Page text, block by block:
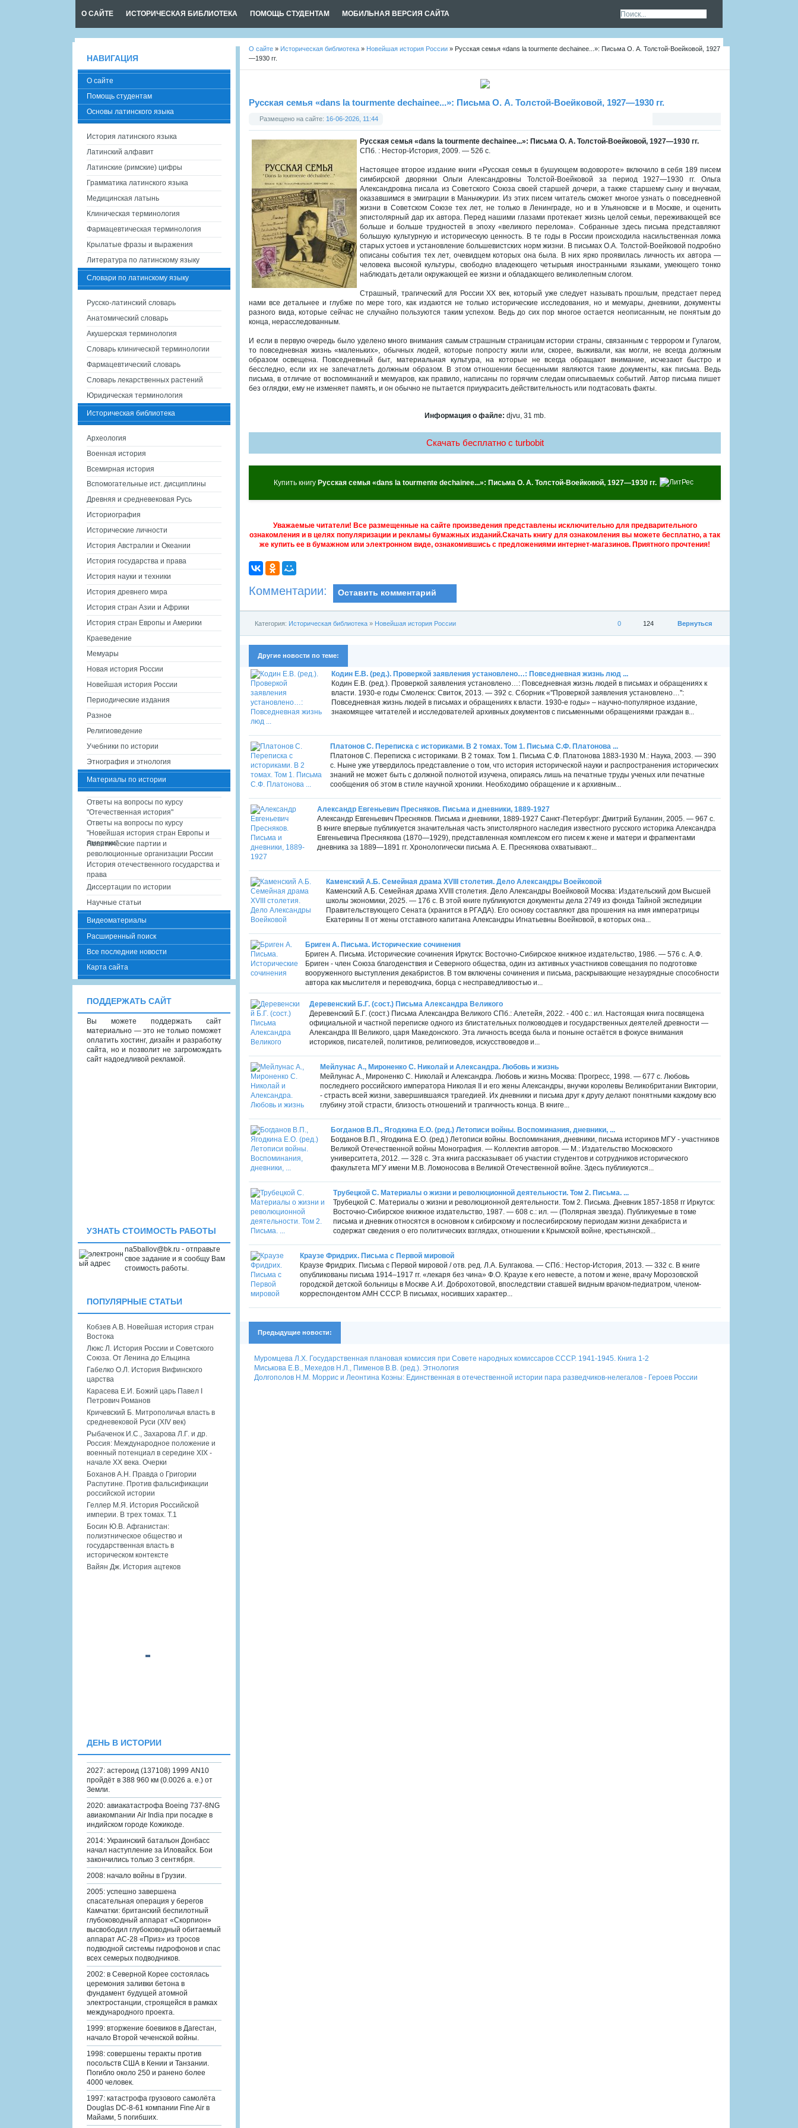
О САЙТЕ ИСТОРИЧЕСКАЯ БИБЛИОТЕКА ПОМОЩЬ СТУДЕНТАМ МОБИЛЬНАЯ ВЕРСИЯ САЙТА
О сайте » Историческая библиотека » Новейшая история России » Русская семья «dans la tourmente dechainee...»: Письма О. А. Толстой-Воейковой, 1927
—1930 гг.
Русская семья «dans la tourmente dechainee...»: Письма О. А. Толстой-Воейковой, 1927—1930 гг.
Размещено на сайте: 16-06-2026, 11:44
Русская семья «dans la tourmente dechainee...»: Письма О. А. Толстой-Воейковой, 1927—1930 гг.
СПб. : Нестор-История, 2009. — 526 с.
Настоящее второе издание книги «Русская семья в бушующем водовороте» включило в себя 189 писем
симбирской дворянки Ольги Александровны Толстой-Воейковой за период 1927—1930 гг. Ольга
Александровна писала из Советского Союза своей старшей дочери, а также старшему сыну и внучкам,
оказавшимся в эмиграции в Маньчжурии. Из этих писем читатель сможет многое узнать о повседневной
жизни в Советском Союзе тех лет, не только в Ленинграде, но и в Ульяновске и в Москве, и оценить
эпистолярный дар их автора. Перед нашими глазами протекает жизнь целой семьи, переживающей все
больше и больше трудностей в эпоху «великого перелома». Собранные здесь письма представляют
большую культурную и историческую ценность. В те годы в России происходила насильственная ломка
старых устоев и установление большевистских норм жизни. В письмах О.А. Толстой-Воейковой подробно
описаны события тех лет, очевидцем которых она была. В них ярко проявилась личность их автора —
человека высокой культуры, свободно владеющего четырьмя иностранными языками, умеющего тонко
наблюдать детали окружающей ее жизни и обладающего великолепным слогом.
Страшный, трагический для России ХХ век, который уже следует называть прошлым, предстает перед
нами все детальнее и глубже по мере того, как издаются не только исторические исследования, но и мемуары, дневники, документы
разного вида, которые сейчас не случайно пользуются таким успехом. Ведь до сих пор многое остается неописанным, не понятым до
конца, нерасследованным.
И если в первую очередь было уделено много внимания самым страшным страницам истории страны, связанным с террором и Гулагом,
то повседневная жизнь «маленьких», обычных людей, которые попросту жили или, скорее, выживали, как могли, не всегда должным
образом освещена. Повседневный быт, материальная культура, на которые не всегда обращают внимание, исчезают быстро и
бесследно, если их не запечатлеть должным образом. В этом отношении бесценными являются такие документы, как письма. Ведь
письма, в отличие от воспоминаний и мемуаров, как правило, написаны по горячим следам описываемых событий. Автор письма пишет
без оглядки, ему не изменяет память, и он обычно не пытается приукрасить действительность или подтасовать факты.
Информация о файле: djvu, 31 mb.
Скачать бесплатно c turbobit
Купить книгу Русская семья «dans la tourmente dechainee...»: Письма О. А. Толстой-Воейковой, 1927—1930 гг.
Уважаемые читатели! Все размещенные на сайте произведения представлены исключительно для предварительного
ознакомления и в целях популяризации и рекламы бумажных изданий.Скачать книгу для ознакомления вы можете бесплатно, а так
же купить ее в бумажном или электронном виде, ознакомившись с предложениями интернет-магазинов. Приятного прочтения!
Комментарии: Оставить комментарий
Вернуться
124
0
Категория: Историческая библиотека » Новейшая история России
Другие новости по теме:
Кодин Е.В. (ред.). Проверкой заявления установлено…: Повседневная жизнь люд ...
Кодин Е.В. (ред.). Проверкой заявления установлено…: Повседневная жизнь людей в письмах и обращениях к
власти. 1930-е годы Смоленск: Свиток, 2013. — 392 с. Сборник «''Проверкой заявления установлено…'':
Повседневная жизнь людей в письмах и обращениях к власти. 1930-е годы» – научно-популярное издание,
знакомящее читателей и исследователей архивных документов с письменными обращениями граждан в...
Платонов С. Переписка с историками. В 2 томах. Том 1. Письма С.Ф. Платонова ...
Платонов С. Переписка с историками. В 2 томах. Том 1. Письма С.Ф. Платонова 1883-1930 М.: Наука, 2003. — 390
с. Ныне уже утвердилось представление о том, что история исторической науки и распространения исторических
знаний не может быть с должной полнотой изучена, опираясь лишь на печатные труды ученых или печатные
сообщения об этом в стиле научной хроники. Необходимо обращение и к архивным...
Александр Евгеньевич Пресняков. Письма и дневники, 1889-1927
Александр Евгеньевич Пресняков. Письма и дневники, 1889-1927 Санкт-Петербург: Дмитрий Буланин, 2005. — 967 с.
В книге впервые публикуется значительная часть эпистолярного наследия известного русского историка Александра
Евгеньевича Преснякова (1870—1929), представленная комплексом его писем к жене и матери и фрагментами
дневника за 1889—1891 гг. Хронологически письма А. Е. Преснякова охватывают...
Каменский А.Б. Семейная драма XVIII столетия. Дело Александры Воейковой
Каменский А.Б. Семейная драма XVIII столетия. Дело Александры Воейковой Москва: Издательский дом Высшей
школы экономики, 2025. — 176 с. В этой книге публикуются документы дела 2749 из фонда Тайной экспедиции
Правительствующего Сената (хранится в РГАДА). Его основу составляют два прошения на имя императрицы
Екатерины II от жены отставного капитана Александры Игнатьевны Воейковой, в которых она...
Бриген А. Письма. Исторические сочинения
Бриген А. Письма. Исторические сочинения Иркутск: Восточно-Сибирское книжное издательство, 1986. — 576 с. А.Ф.
Бриген - член Союза благоденствия и Северного общества, один из активных участников совещания по подготовке
вооруженного выступления декабристов. В том включены сочинения и письма, раскрывающие незаурядные способности
автора как мыслителя и переводчика, борца с несправедливостью и...
Деревенский Б.Г. (сост.) Письма Александра Великого
Деревенский Б.Г. (сост.) Письма Александра Великого СПб.: Алетейя, 2022. - 400 с.: ил. Настоящая книга посвящена
официальной и частной переписке одного из блистательных полководцев и государственных деятелей древности —
Александра III Великого, царя Македонского. Эта личность всегда была и поныне остаётся в фокусе внимания
историков, писателей, политиков, религиоведов, искусствоведов и...
Мейлунас А., Мироненко С. Николай и Александра. Любовь и жизнь
Мейлунас А., Мироненко С. Николай и Александра. Любовь и жизнь Москва: Прогресс, 1998. — 677 с. Любовь
последнего российского императора Николая II и его жены Александры, внучки королевы Великобритании Виктории,
- страсть всей жизни, завершившаяся трагедией. Их дневники и письма друг к другу делают понятными каждому всю
глубину этой страсти, близость отношений и трагичность конца. В книге...
Богданов В.П., Ягодкина Е.О. (ред.) Летописи войны. Воспоминания, дневники, ...
Богданов В.П., Ягодкина Е.О. (ред.) Летописи войны. Воспоминания, дневники, письма историков МГУ - участников
Великой Отечественной войны Монография. — Коллектив авторов. — М.: Издательство Московского
университета, 2012. — 328 с. Эта книга рассказывает об участии студентов и сотрудников исторического
факультета МГУ имени М.В. Ломоносова в Великой Отечественной войне. Здесь публикуются...
Трубецкой С. Материалы о жизни и революционной деятельности. Том 2. Письма. ...
Трубецкой С. Материалы о жизни и революционной деятельности. Том 2. Письма. Дневник 1857-1858 гг Иркутск:
Восточно-Сибирское книжное издательство, 1987. — 608 с.: ил. — (Полярная звезда). Публикуемые в томе
письма и дневник относятся в основном к сибирскому и послесибирскому периодам жизни декабриста и
содержат сведения о его политических взглядах, отношении к Крымской войне, крестьянской...
Краузе Фридрих. Письма с Первой мировой
Краузе Фридрих. Письма с Первой мировой / отв. ред. Л.А. Булгакова. — СПб.: Нестор-История, 2013. — 332 с. В книге
опубликованы письма 1914–1917 гг. «лекаря без чина» Ф.О. Краузе к его невесте, а потом и жене, врачу Морозовской
городской детской больницы в Москве А.И. Доброхотовой, впоследствии ставшей видным врачом-педиатром, членом-
корреспондентом АМН СССР. В письмах, носивших характер...
Предыдущие новости:
Муромцева Л.Х. Государственная плановая комиссия при Совете народных комиссаров СССР. 1941-1945. Книга 1-2
Миськова Е.В., Мехедов Н.Л., Пименов В.В. (ред.). Этнология
Долгополов Н.М. Моррис и Леонтина Коэны: Единственная в отечественной истории пара разведчиков-нелегалов - Героев России
НАВИГАЦИЯ
О сайте
Помощь студентам
Основы латинского языка
История латинского языка
Латинский алфавит
Латинские (римские) цифры
Грамматика латинского языка
Медицинская латынь
Клиническая терминология
Фармацевтическая терминология
Крылатые фразы и выражения
Литература по латинскому языку
Словари по латинскому языку
Русско-латинский словарь
Анатомический словарь
Акушерская терминология
Словарь клинической терминологии
Фармацевтический словарь
Словарь лекарственных растений
Юридическая терминология
Историческая библиотека
Археология
Военная история
Всемирная история
Вспомогательные ист. дисциплины
Древняя и средневековая Русь
Историография
Исторические личности
История Австралии и Океании
История государства и права
История науки и техники
История древнего мира
История стран Азии и Африки
История стран Европы и Америки
Краеведение
Мемуары
Новая история России
Новейшая история России
Периодические издания
Разное
Религиоведение
Учебники по истории
Этнография и этнология
Материалы по истории
Ответы на вопросы по курсу
"Отечественная история"
Ответы на вопросы по курсу
"Новейшая история стран Европы и
Америки"
Политические партии и
революционные организации России
История отечественного государства и
права
Диссертации по истории
Научные статьи
Видеоматериалы
Расширенный поиск
Все последние новости
Карта сайта
ПОДДЕРЖАТЬ САЙТ
Вы можете поддержать сайт
материально — это не только поможет
оплатить хостинг, дизайн и разработку
сайта, но и позволит не загромождать
сайт надоедливой рекламой.
УЗНАТЬ СТОИМОСТЬ РАБОТЫ
na5ballov@bk.ru - отправьте
свое задание и я сообщу Вам
стоимость работы.
ПОПУЛЯРНЫЕ СТАТЬИ
Кобзев А.В. Новейшая история стран
Востока
Люкс Л. История России и Советского
Союза. От Ленина до Ельцина
Габелко О.Л. История Вифинского
царства
Карасева Е.И. Божий царь Павел I
Петрович Романов
Кричевский Б. Митрополичья власть в
средневековой Руси (XIV век)
Рыбаченок И.С., Захарова Л.Г. и др.
Россия: Международное положение и
военный потенциал в середине XIX -
начале XX века. Очерки
Боханов А.Н. Правда о Григории
Распутине. Против фальсификации
российской истории
Геллер М.Я. История Российской
империи. В трех томах. Т.1
Босин Ю.В. Афганистан:
полиэтническое общество и
государственная власть в
историческом контексте
Вайян Дж. История ацтеков
ДЕНЬ В ИСТОРИИ
2027: астероид (137108) 1999 AN10
пройдёт в 388 960 км (0.0026 а. е.) от
Земли.
2020: авиакатастрофа Boeing 737-8NG
авиакомпании Air India при посадке в
индийском городе Кожикоде.
2014: Украинский батальон Донбасс
начал наступление за Иловайск. Бои
закончились только 3 сентября.
2008: начало войны в Грузии.
2005: успешно завершена
спасательная операция у берегов
Камчатки: британский беспилотный
глубоководный аппарат «Скорпион»
высвободил глубоководный обитаемый
аппарат АС-28 «Приз» из тросов
подводной системы гидрофонов и спас
всех семерых подводников.
2002: в Северной Корее состоялась
церемония заливки бетона в
фундамент будущей атомной
электростанции, строящейся в рамках
международного проекта.
1999: вторжение боевиков в Дагестан,
начало Второй чеченской войны.
1998: совершены теракты против
посольств США в Кении и Танзании.
Погибло около 250 и ранено более
4000 человек.
1997: катастрофа грузового самолёта
Douglas DC-8-61 компании Fine Air в
Майами, 5 погибших.